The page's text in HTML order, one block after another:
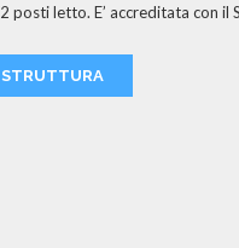
posti letto. E’ accreditata con
STRUTTURA